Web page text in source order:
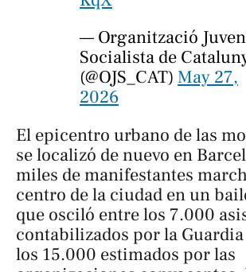
— Organització
Socialista de
(@OJS_CAT) May 27,
2026
El epicentro urbano de las
se localizó de nuevo en
miles de manifestantes
centro de la ciudad en un
que osciló entre los 7.000
contabilizados por la
los 15.000 estimados por las